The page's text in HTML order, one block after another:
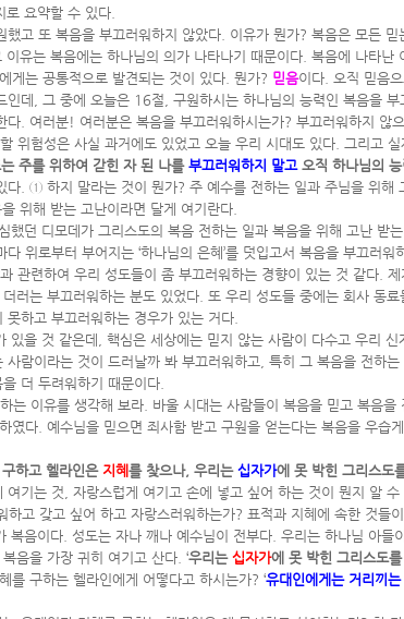
요약할 수 있다.
고 또 복음을 부끄러워하지 않았다. 이유가 뭔가? 복음은 모든 믿
유는 복음에는 하나님의 의가 나타나기 때문이다. 복음에 나타난
게는 공통적으로 발견되는 것이 있다. 뭔가? 믿음이다. 오직 믿음
데, 그 중에 오늘은 16절, 구원하시는 하나님의 능력인 복음을 부
다. 여러분! 여러분은 복음을 부끄러워하시는가? 부끄러워하지 않
위험성은 사실 과거에도 있었고 오늘 우리 시대도 있다. 그리고
주를 위하여 갇힌 자 된 나를 부끄러워하지 말고오직 하나님의 능
. ① 하지 말라는 것이 뭔가? 주 예수를 전하는 일과 주님을 위
위해 받는 고난이라면 달게 여기란다.
했던 디모데가 그리스도의 복음 전하는 일과 복음을 위해 고난
위로부터 부어지는 ‘하나님의 은혜’를 덧입고서 복음을 부끄러
관련하여 우리 성도들이 좀 부끄러워하는 경향이 있는 것 같다.
러는 부끄러워하는 분도 있었다. 또 우리 성도들 중에는 회사 동
하고 부끄러워하는 경우가 있는 거다.
을 것 같은데, 핵심은 세상에는 믿지 않는 사람이 다수고 우리
람이라는 것이 드러날까 봐 부끄러워하고, 특히 그 복음을 전하
더 두려워하기 때문이다.
는 이유를 생각해 보라. 바울 시대는 사람들이 복음을 믿고 복음
였다. 예수님을 믿으면 죄사함 받고 구원을 얻는다는 복음을 우
하고 헬라인은 지혜 를 찾으나, 우리는 십자가에 못 박힌 그리스도
기는 것, 자랑스럽게 여기고 손에 넣고 싶어 하는 것이 뭔지 알 수
고 갖고 싶어 하고 자랑스러워하는가? 표적과 지혜에 속한 것들
음이다. 성도는 자나 깨나 예수님이 전부다. 우리는 하나님 아
음을 가장 귀히 여기고 산다. ‘우리는 십자가에 못 박힌 그리스도를
를 구하는 헬라인에게 어떻다고 하시는가? ‘유대인에게는 거리끼